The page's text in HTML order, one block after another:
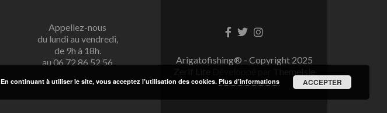
Appellez-nous
du lundi au vendredi,
de 9h à 18h.
au 06 72 86 52 56
Lien
Facebook
LienLien
Arigatofishing® - Copyright 2025
En continuant à utiliser le site, vous acceptez l’utilisation des cookies. Plus d’informations ACCEPTER